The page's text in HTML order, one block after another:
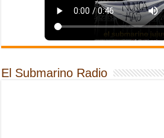
El Submarino Radio